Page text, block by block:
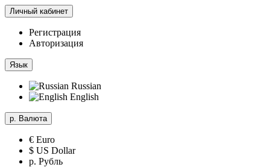
Личный кабинет
Регистрация
Авторизация
Язык
Russian
English
р. Валюта
€ Euro
$ US Dollar
р. Рубль